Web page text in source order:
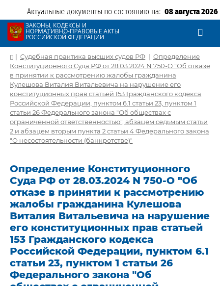
Актуальные документы по состоянию на: 08 августа 2026
ЗАКОНЫ, КОДЕКСЫ И
НОРМАТИВНО-ПРАВОВЫЕ АКТЫ
РОССИЙСКОЙ ФЕДЕРАЦИИ
| Судебная практика высших судов РФ | Определение
Конституционного Суда РФ от 28.03.2024 N 750-О "Об отказе
в принятии к рассмотрению жалобы гражданина
Кулешова Виталия Витальевича на нарушение его
конституционных прав статьей 153 Гражданского кодекса
Российской Федерации, пунктом 6.1 статьи 23, пунктом 1
статьи 26 Федерального закона "Об обществах с
ограниченной ответственностью", абзацем седьмым статьи
2 и абзацем вторым пункта 2 статьи 4 Федерального закона
"О несостоятельности (банкротстве)"
Определение Конституционного
Суда РФ от 28.03.2024 N 750-О "Об
отказе в принятии к рассмотрению
жалобы гражданина Кулешова
Виталия Витальевича на нарушение
его конституционных прав статьей
153 Гражданского кодекса
Российской Федерации, пунктом 6.1
статьи 23, пунктом 1 статьи 26
Федерального закона "Об